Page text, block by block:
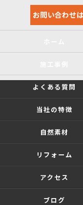
お問い合わせ
よくある質問
当社の特徴
自然素材
リフォーム
アクセス
ブログ